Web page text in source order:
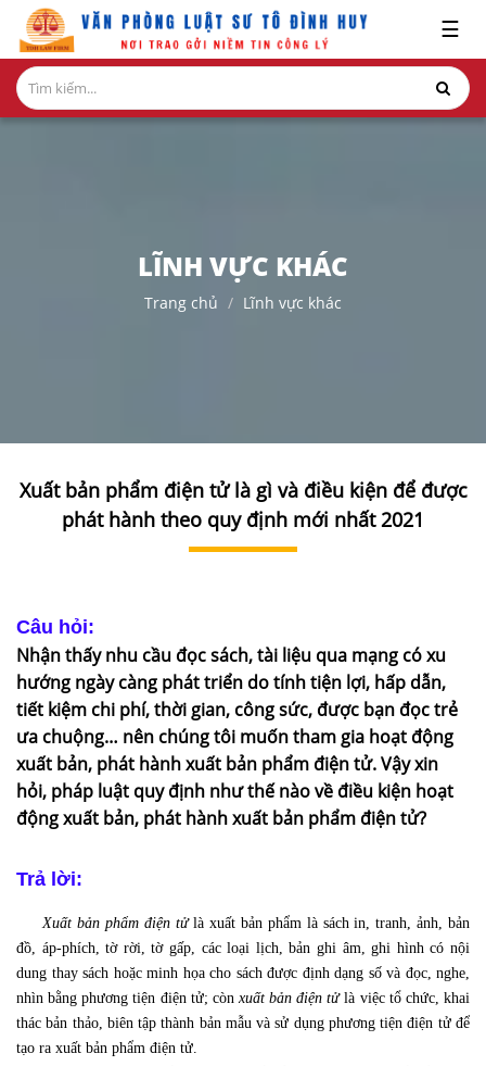
GIỚI
THIỆU
DỊCH
THỦ
TỤC
LIÊN
HỆ
☰
LĨNH VỰC KHÁC
Trang chủ Lĩnh vực khác
Xuất bản phẩm điện tử là gì và điều kiện để được
phát hành theo quy định mới nhất 2021
Câu hỏi:
Nhận thấy nhu cầu đọc sách, tài liệu qua mạng có xu
hướng ngày càng phát triển do tính tiện lợi, hấp dẫn,
tiết kiệm chi phí, thời gian, công sức, được bạn đọc trẻ
ưa chuộng… nên chúng tôi muốn tham gia hoạt động
xuất bản, phát hành xuất bản phẩm điện tử. Vậy xin
hỏi, pháp luật quy định như thế nào về điều kiện hoạt
động xuất bản, phát hành xuất bản phẩm điện tử?
Trả lời:
Xuất bản phẩm điện tửlà xuất bản phẩm là sách in, tranh, ảnh, bản
đồ, áp-phích, tờ rời, tờ gấp, các loại lịch, bản ghi âm, ghi hình có nội
dung thay sách hoặc minh họa cho sách được định dạng số và đọc, nghe,
nhìn bằng phương tiện điện tử; còn xuất bản điện tửlà việc tổ chức, khai
thác bản thảo, biên tập thành bản mẫu và sử dụng phương tiện điện tử để
tạo ra xuất bản phẩm điện tử.